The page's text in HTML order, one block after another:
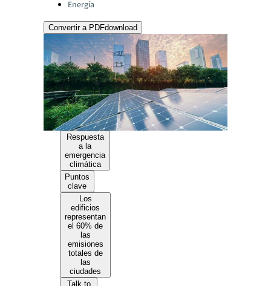
Energía
Convertir a PDFdownload
Respuesta
a la
emergencia
climática
Puntos
clave
Los
edificios
representan
el 60% de
las
emisiones
totales de
las
ciudades
Talk to